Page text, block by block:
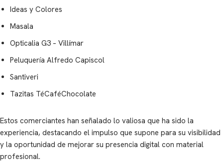
Ideas y Colores
Masala
Opticalia G3 – Villímar
Peluquería Alfredo Capiscol
Santiveri
Tazitas TéCaféChocolate
Estos comerciantes han señalado lo valiosa que ha sido la
experiencia, destacando el impulso que supone para su visibilidad
y la oportunidad de mejorar su presencia digital con material
profesional.